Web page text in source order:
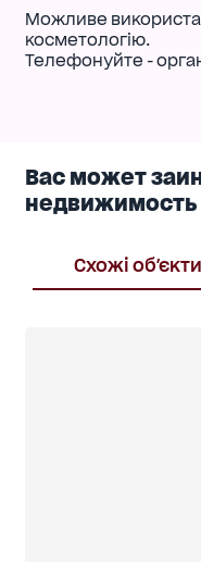
Можливе
косметологію.
Телефонуйте -
Вас может
недвижимость
Схожі об'єкти